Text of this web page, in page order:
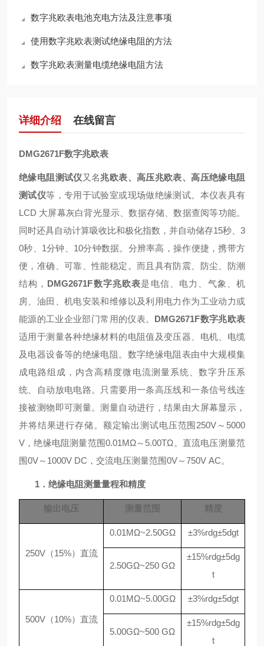
数字兆欧表电池充电方法及注意事项
使用数字兆欧表测试绝缘电阻的方法
数字兆欧表测量电缆绝缘电阻方法
详细介绍 在线留言
DMG2671F数字兆欧表
绝缘电阻测试仪 又名兆欧表、 高压兆欧表、高压绝缘电阻
测试仪等， 专用于试验室或现场做绝缘测试。本仪表具有
LCD 大屏幕灰白背光显示、数据存储、数据查阅等功能。
同时还具自动计算吸收比和极化指数，并自动储存15秒、3
0秒、1分钟、10分钟数据。分辨率高，操作便捷，携带方
便，准确、可靠、性能稳定。而且具有防震、防尘、防潮
结构， DMG2671F数字兆欧表是电信、电力、气象、机
房、油田、机电安装和维修以及利用电力作为工业动力或
能源的工业企业部门常用的仪表。 DMG2671F数字兆欧表
适用于测量各种绝缘材料的电阻值及变压器、电机、电缆
及电器设备等的绝缘电阻。数字绝缘电阻表由中大规模集
成电路组成 ，内含高精度微电流测量系统、数字升压系
统、自动放电电路。只需要用一条高压线和一条信号线连
接被测物即可测量。测量自动进行，结果由大屏幕显示，
并将结果进行存储。额定输出测试电压范围 250V～5000
V ，绝缘电阻测量范围0.01MΩ～5.00TΩ。直流电压测量范
围0V～ 1000V DC，交流电压测量范围0V～750V AC。
1．绝缘电阻测量量程和精度
输出电压 测量范围 精度
250V（15%）直流
0.01MΩ~2.50GΩ ±3%rdg±5dgt
2.50GΩ~250 GΩ
±15%rdg±5dg
t
500V（10%）直流
0.01MΩ~5.00GΩ ±3%rdg±5dgt
5.00GΩ~500 GΩ
±15%rdg±5dg
t